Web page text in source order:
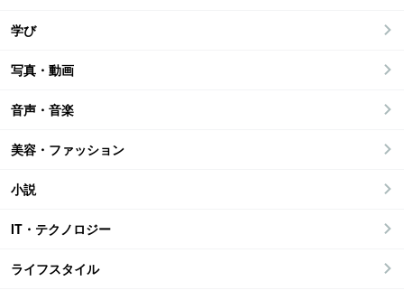
学び
写真・動画
音声・音楽
美容・ファッション
小説
IT・テクノロジー
ライフスタイル